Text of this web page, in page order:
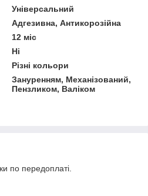
Універсальний
Адгезивна, Антикорозійна
12 міс
Ні
Різні кольори
Зануренням, Механізований,
Пензликом, Валіком
по передоплаті.